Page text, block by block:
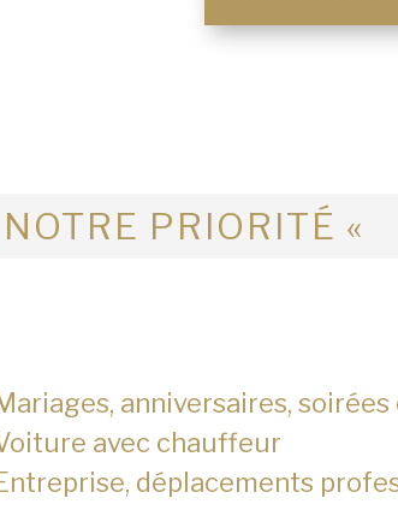
PRIORITÉ «
anniversaires,
avec chauffeur
déplacements